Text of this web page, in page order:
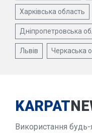
Харківська область
Дніпропетровська
Львів Черкаська
KARPAT
Використання будь-